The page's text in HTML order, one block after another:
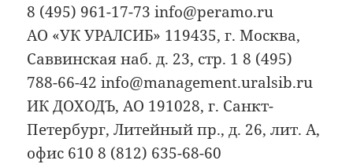
8 (495) 961-17-73 info@peramo.ru
АО «УК УРАЛСИБ» 119435, г. Москва,
Саввинская наб. д. 23, стр. 1 8 (495)
788-66-42 info@management.uralsib.ru
ИК ДОХОДЪ, АО 191028, г. Санкт-
Петербург, Литейный пр., д. 26, лит. А,
офис 610 8 (812) 635-68-60